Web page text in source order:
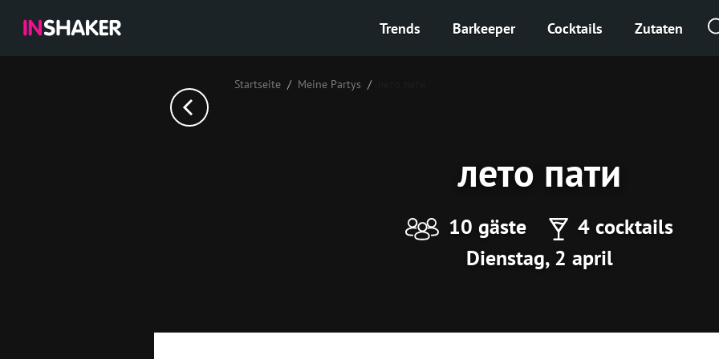
Trends Barkeeper Cocktails Zutaten
Startseite Meine Partys
лето пати
10 gäste
4 cocktails
Dienstag, 2 april